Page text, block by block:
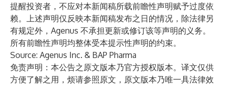
提醒投资者，不应对本新闻稿所载前瞻性声明赋予过度依
赖。上述声明仅反映本新闻稿发布之日的情况，除法律另
有规定外，Agenus 不承担更新或修订该等声明的义务。
所有前瞻性声明均整体受本提示性声明的约束。
Source: Agenus Inc. & BAP Pharma
免责声明：本公告之原文版本乃官方授权版本。译文仅供
方便了解之用，烦请参照原文，原文版本乃唯一具法律效